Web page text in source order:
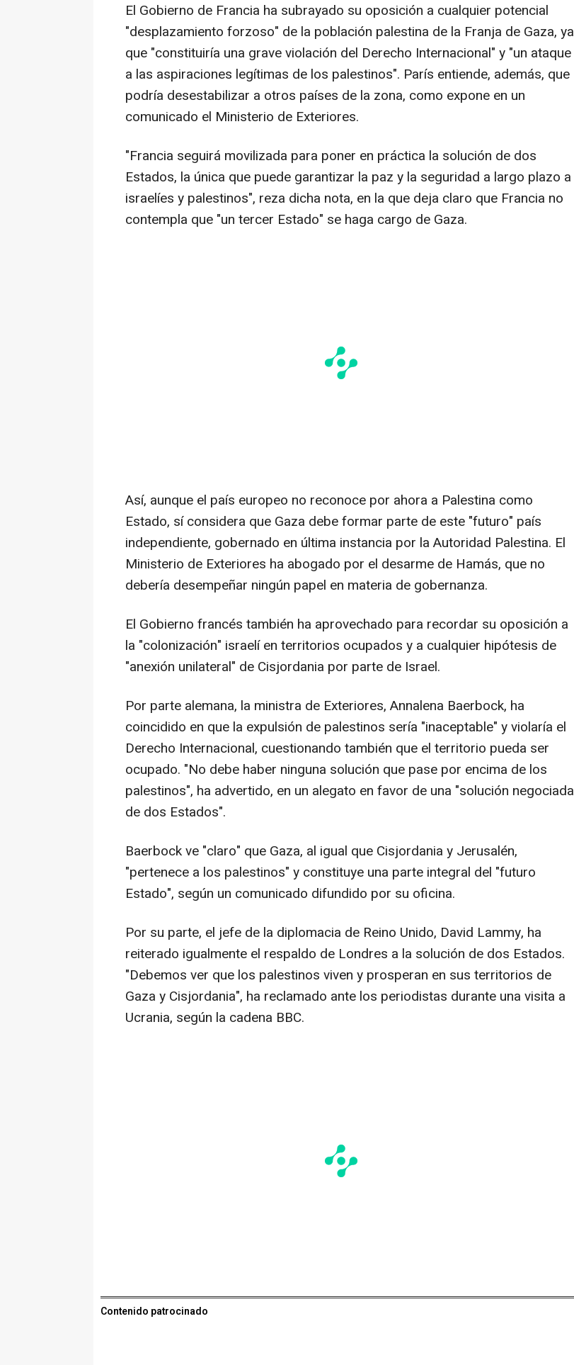
El Gobierno de Francia ha subrayado su oposición a cualquier potencial
"desplazamiento forzoso" de la población palestina de la Franja de Gaza, ya
que "constituiría una grave violación del Derecho Internacional" y "un ataque
a las aspiraciones legítimas de los palestinos". París entiende, además, que
podría desestabilizar a otros países de la zona, como expone en un
comunicado el Ministerio de Exteriores.
"Francia seguirá movilizada para poner en práctica la solución de dos
Estados, la única que puede garantizar la paz y la seguridad a largo plazo a
israelíes y palestinos", reza dicha nota, en la que deja claro que Francia no
contempla que "un tercer Estado" se haga cargo de Gaza.
Así, aunque el país europeo no reconoce por ahora a Palestina como
Estado, sí considera que Gaza debe formar parte de este "futuro" país
independiente, gobernado en última instancia por la Autoridad Palestina. El
Ministerio de Exteriores ha abogado por el desarme de Hamás, que no
debería desempeñar ningún papel en materia de gobernanza.
El Gobierno francés también ha aprovechado para recordar su oposición a
la "colonización" israelí en territorios ocupados y a cualquier hipótesis de
"anexión unilateral" de Cisjordania por parte de Israel.
Por parte alemana, la ministra de Exteriores, Annalena Baerbock, ha
coincidido en que la expulsión de palestinos sería "inaceptable" y violaría el
Derecho Internacional, cuestionando también que el territorio pueda ser
ocupado. "No debe haber ninguna solución que pase por encima de los
palestinos", ha advertido, en un alegato en favor de una "solución negociada
de dos Estados".
Baerbock ve "claro" que Gaza, al igual que Cisjordania y Jerusalén,
"pertenece a los palestinos" y constituye una parte integral del "futuro
Estado", según un comunicado difundido por su oficina.
Por su parte, el jefe de la diplomacia de Reino Unido, David Lammy, ha
reiterado igualmente el respaldo de Londres a la solución de dos Estados.
"Debemos ver que los palestinos viven y prosperan en sus territorios de
Gaza y Cisjordania", ha reclamado ante los periodistas durante una visita a
Ucrania, según la cadena BBC.
Contenido patrocinado